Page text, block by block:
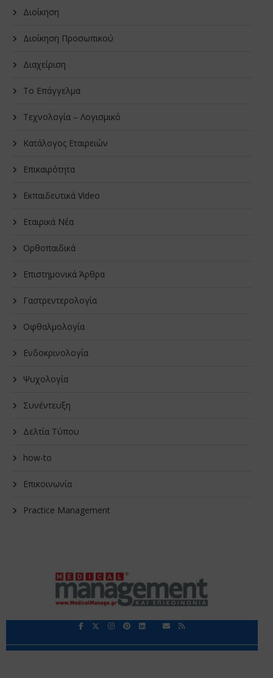
Διοίκηση
Διοίκηση Προσωπικού
Διαχείριση
Το Επάγγελμα
Τεχνολογία – Λογισμικό
Κατάλογος Εταιρειών
Επικαιρότητα
Εκπαιδευτικά Video
Εταιρικά Νέα
Oρθοπαιδικά
Επιστημονικά Άρθρα
Γαστρεντερολογία
Οφθαλμολογία
Ενδοκρινολογία
Ψυχολογία
Συνέντευξη
Δελτία Τύπου
how-to
Επικοινωνία
Practice Management